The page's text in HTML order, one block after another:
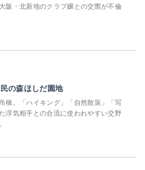
阪・北新地のクラブ嬢との交際が不倫
の森ほしだ園地
橋。「ハイキング」「自然散策」「写
浮気相手との合流に使われやすい交野